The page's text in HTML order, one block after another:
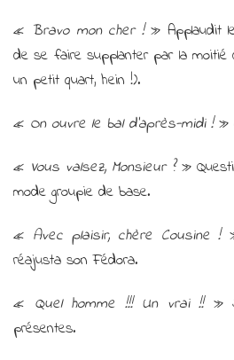
« Bravo mon cher !» Applaudit
de se faire supplanter par la
un petit quart, hein !).
« On ouvre le bal d’après-midi !»
« Vous valsez, Monsieur ?»
mode groupie de base.
« Avec plaisir, chère Cousine !»
réajusta son Fédora.
« Quel homme !!! Un vrai !!»
présentes.